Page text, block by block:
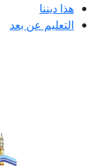
هذا ديننا
التعليم عن بعد